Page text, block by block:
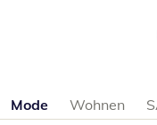
Produktkategorien
Mode Wohnen